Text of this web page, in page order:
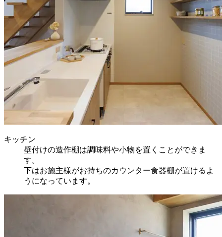
キッチン
壁付けの造作棚は調味料や小物を置くことができま
す。
下はお施主様がお持ちのカウンター食器棚が置けるよ
うになっています。